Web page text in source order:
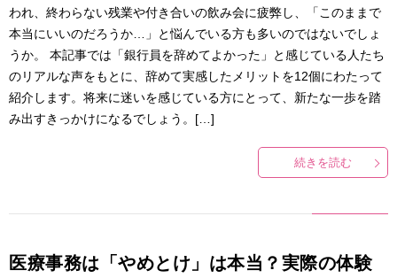
われ、終わらない残業や付き合いの飲み会に疲弊し、「このままで
本当にいいのだろうか…」と悩んでいる方も多いのではないでしょ
うか。 本記事では「銀行員を辞めてよかった」と感じている人たち
のリアルな声をもとに、辞めて実感したメリットを12個にわたって
紹介します。将来に迷いを感じている方にとって、新たな一歩を踏
み出すきっかけになるでしょう。[…]
続きを読む
医療事務は「やめとけ」は本当？実際の体験